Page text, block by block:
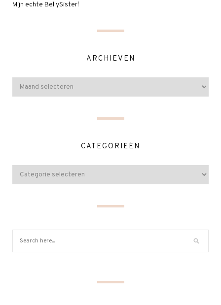
Mijn echte BellySister!
ARCHIEVEN
CATEGORIEËN